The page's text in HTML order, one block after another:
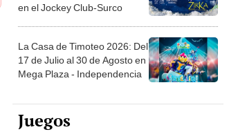
en el Jockey Club-Surco
La Casa de Timoteo 2026: Del
17 de Julio al 30 de Agosto en
Mega Plaza - Independencia
Juegos